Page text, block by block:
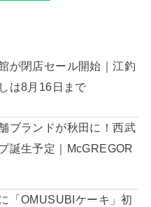
が閉店セール開始｜江釣
は8月16日まで
ブランドが秋田に！西武
誕生予定｜McGREGOR
「OMUSUBIケーキ」初